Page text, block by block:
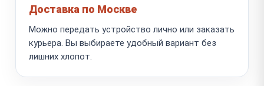
Доставка по Москве
Можно передать устройство лично или заказать
курьера. Вы выбираете удобный вариант без
лишних хлопот.